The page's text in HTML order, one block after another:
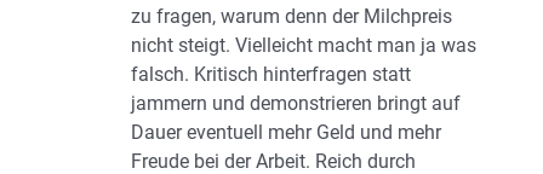
zu fragen, warum denn der Milchpreis
nicht steigt. Vielleicht macht man ja was
falsch. Kritisch hinterfragen statt
jammern und demonstrieren bringt auf
Dauer eventuell mehr Geld und mehr
Freude bei der Arbeit. Reich durch